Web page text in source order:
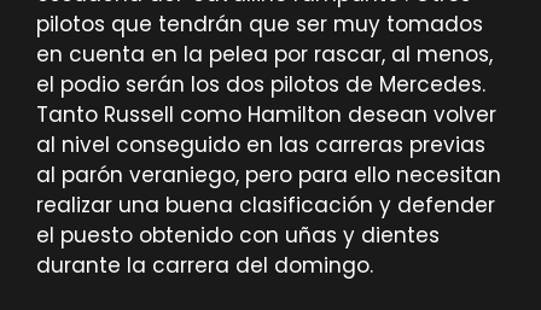
pilotos que tendrán que ser muy tomados
en cuenta en la pelea por rascar, al menos,
el podio serán los dos pilotos de Mercedes.
Tanto Russell como Hamilton desean volver
al nivel conseguido en las carreras previas
al parón veraniego, pero para ello necesitan
realizar una buena clasificación y defender
el puesto obtenido con uñas y dientes
durante la carrera del domingo.